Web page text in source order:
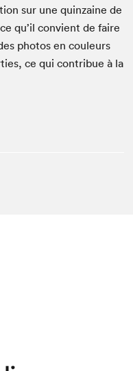
sur une quin­zaine de
qu’il con­vient de faire
pho­tos en couleurs
ce qui con­tribue à la